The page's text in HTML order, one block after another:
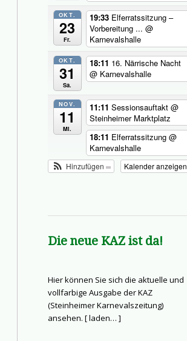
OKT.
23
Fr.
19:33 Elferratssitzung –
Vorbereitung ... @
Karnevalshalle
OKT.
31
Sa.
18:11 16. Närrische Nacht
@ Karnevalshalle
NOV.
11
Mi.
11:11 Sessionsauftakt @
Steinheimer Marktplatz
18:11 Elferratssitzung @
Karnevalshalle
Kalender anzeigen
Hinzufügen
Die neue KAZ ist da!
Hier können Sie sich die aktuelle und
vollfarbige Ausgabe der KAZ
(Steinheimer Karnevalszeitung)
ansehen. [laden… ]